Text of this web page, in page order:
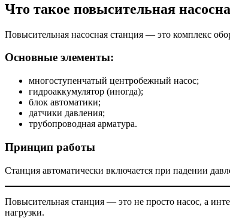
Что такое повысительная
Повысительная насосная станция — это комплекс
Основные элементы:
многоступенчатый центробежный насос;
гидроаккумулятор (иногда);
блок автоматики;
датчики давления;
трубопроводная арматура.
Принцип работы
Станция автоматически включается при падении
Повысительная станция — это не просто насос, а
нагрузки.